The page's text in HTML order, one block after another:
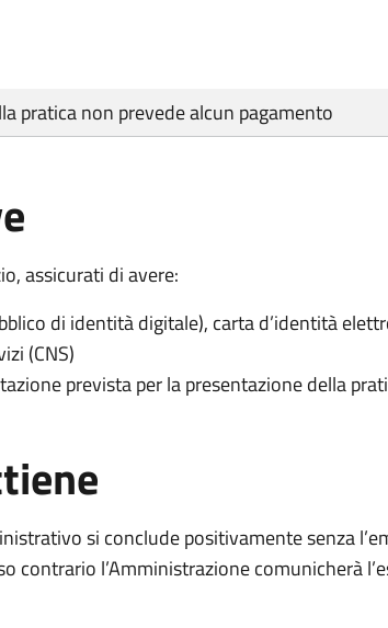
pratica non prevede alcun pagamento
assicurati di avere:
di identità digitale), carta d’identità
(CNS)
prevista per la presentazione della
si conclude positivamente senza
contrario l’Amministrazione comunicherà